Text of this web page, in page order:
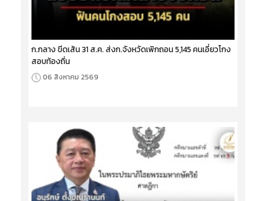
ก.กลาง ขีดเส้น 31 ส.ค. ส่งก.จังหวัดเพิกถอน 5,145 คนเอี่ยวโกง
สอบท้องถิ่น
06 สิงหาคม 2569